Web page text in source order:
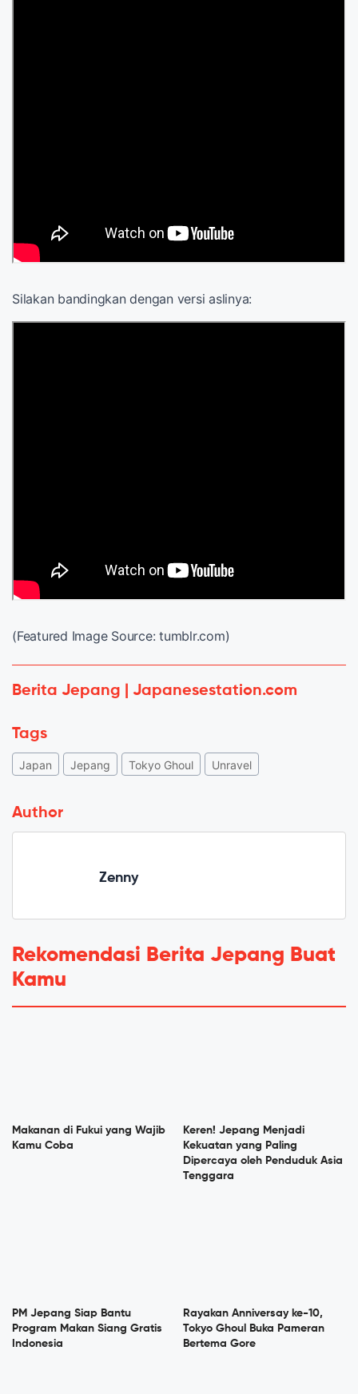
Silakan bandingkan dengan versi aslinya:
(Featured Image Source: tumblr.com)
Berita Jepang | Japanesestation.com
Tags
Japan Jepang Tokyo Ghoul Unravel
Author
Zenny
Rekomendasi Berita Jepang Buat
Kamu
Makanan di Fukui yang Wajib
Kamu Coba
Keren! Jepang Menjadi
Kekuatan yang Paling
Dipercaya oleh Penduduk Asia
Tenggara
PM Jepang Siap Bantu
Program Makan Siang Gratis
Indonesia
Rayakan Anniversay ke-10,
Tokyo Ghoul Buka Pameran
Bertema Gore